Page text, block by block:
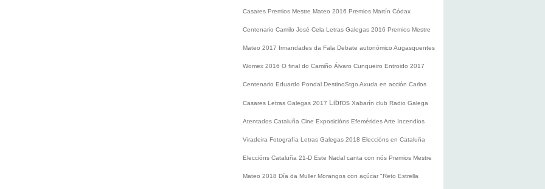
Casares Premios Mestre Mateo 2016 Premios Martín Códax
Centenario Camilo José Cela Letras Galegas 2016 Premios Mestre
Mateo 2017 Irmandades da Fala Debate autonómico Augasquentes
Womex 2016 O final do Camiño Álvaro Cunqueiro Entroido 2017
Centenario Eduardo Pondal DestinoStgo Axuda en acción Carlos
Casares Letras Galegas 2017 Libros Xabarín club Radio Galega
Atentados Cataluña Cine Exposicións EfeméridesArte Incendios
Viradeira Fotografía Letras Galegas 2018 Eleccións en Cataluña
Eleccións Cataluña 21-D Este Nadal canta con nós Premios Mestre
Mateo 2018 Día da Muller Morangos con açúcar "Reto Estrella